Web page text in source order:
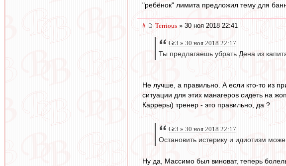
"ребёнок" лимита предложил тему для
# Terrious » 30 ноя 2018 22:41
Gt3 » 30 ноя 2018 22:17
Ты предлагаешь убрать Дена из
Не лучше, а правильно. А если кто-то из
ситуации для этих манагеров сидеть на
Карреры) тренер - это правильно, да ?
Gt3 » 30 ноя 2018 22:17
Остановить истерику и идиотизм
Ну да, Массимо был виноват, теперь